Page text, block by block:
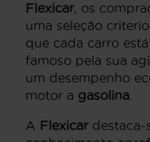
Flexicar, os
uma seleção
que cada carro
famoso pela sua
um desempenho
motor a gasolina
A Flexicardestaca-